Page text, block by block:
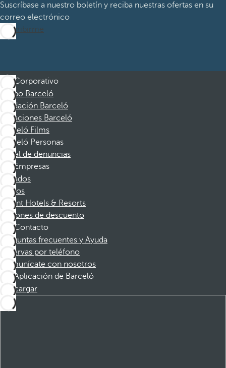
Suscríbase a nuestro boletín y reciba nuestras ofertas en su
correo electrónico
Suscribirme
Corporativo
Grupo Barceló
Fundación Barceló
Vacaciones Barceló
Barceló Films
Barceló Personas
Canal de denuncias
Empresas
Afiliados
Socios
Dorint Hotels & Resorts
Cupones de descuento
Contacto
Preguntas frecuentes y Ayuda
Reservas por teléfono
Comunícate con nosotros
Aplicación de Barceló
Descargar